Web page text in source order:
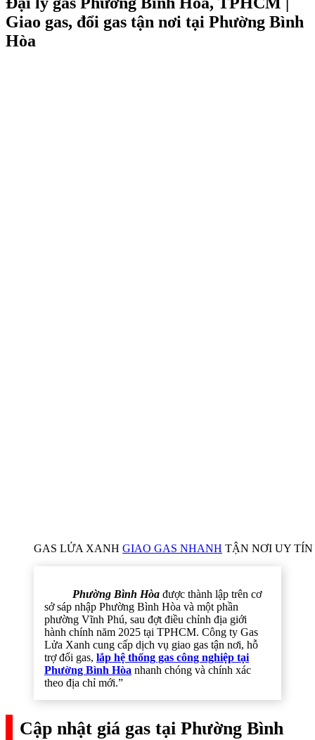
Giao gas, đổi gas tận nơi tại Phường Bình
Hòa
GAS LỬA XANH GIAO GAS NHANH TẬN NƠI UY
Phường Bình Hòa được thành lập trên cơ
sở sáp nhập Phường Bình Hòa và một phần
phường Vĩnh Phú, sau đợt điều chỉnh địa giới
hành chính năm 2025 tại TPHCM. Công ty Gas
Lửa Xanh cung cấp dịch vụ giao gas tận nơi, hỗ
trợ đổi gas, lắp hệ thống gas công nghiệp tại
Phường Bình Hòa nhanh chóng và chính xác
theo địa chỉ mới.”
Cập nhật giá gas tại Phường Bình